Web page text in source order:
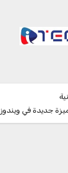
جديدة في ويندوز 11